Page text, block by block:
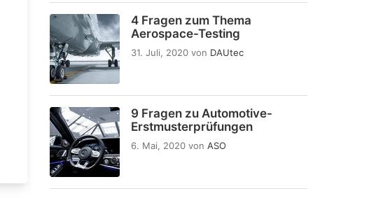
4 Fragen zum Thema
Aerospace-Testing
31. Juli, 2020 von DAUtec
9 Fragen zu Automotive-
Erstmusterprüfungen
6. Mai, 2020 von ASO